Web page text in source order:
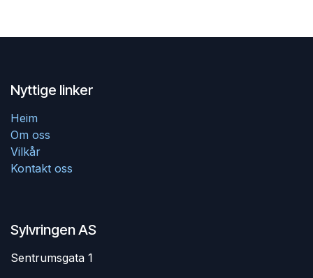
Nyttige linker
Heim
Om oss
Vilkår
Kontakt oss
Sylvringen AS
Sentrumsgata 1